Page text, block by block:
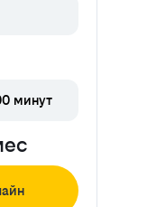
минут